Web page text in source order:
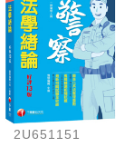
2U651151